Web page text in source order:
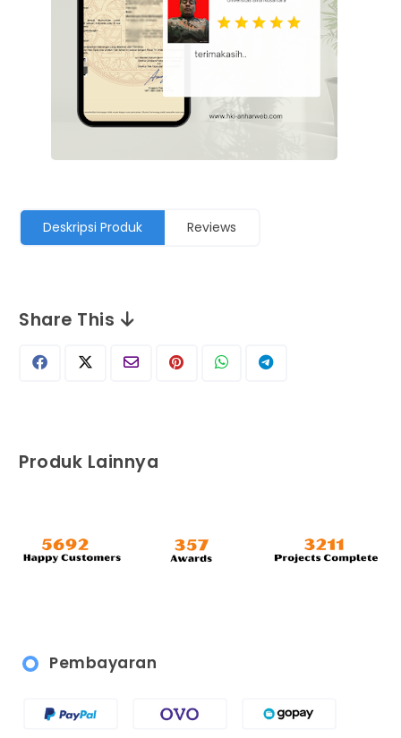
Deskripsi Produk Reviews
Share This
Produk Lainnya
Pembayaran